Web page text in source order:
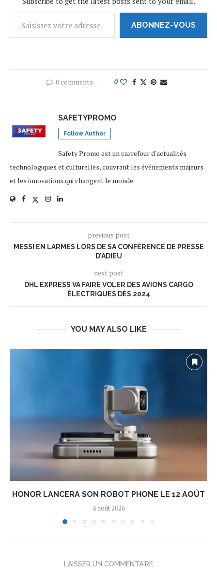
ABONNEZ-VOUS
0 comments 0
SAFETYPROMO
Follow Author
Safety Promo est un carrefour d'actualités
technologiques et culturelles, couvrant les événements majeurs
et les innovations qui changent le monde.
previous post
MESSI EN LARMES LORS DE SA CONFÉRENCE DE PRESSE
D’ADIEU
next post
DHL EXPRESS VA FAIRE VOLER DES AVIONS CARGO
ÉLECTRIQUES DÈS 2024
YOU MAY ALSO LIKE
HONOR LANCERA SON ROBOT PHONE LE 12 AOÛT
4 août 2026
LAISSER UN COMMENTAIRE